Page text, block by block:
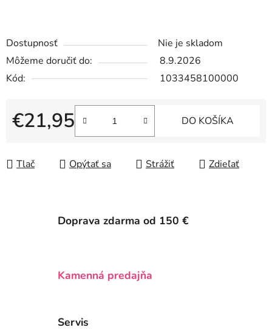
Dostupnosť
Nie je skladom
Môžeme doručiť do:
8.9.2026
Kód:
1033458100000
€21,95
Jednotková cena:
DO KOŠÍKA
Tlač Opýtať sa Strážiť Zdieľať
Doprava zdarma od 150 €
Kamenná predajňa
Servis